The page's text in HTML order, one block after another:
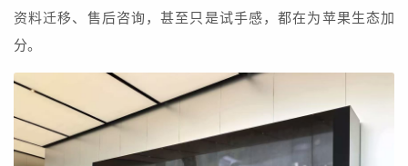
资料迁移、售后咨询，甚至只是试手感，都在为苹果生态加
分。